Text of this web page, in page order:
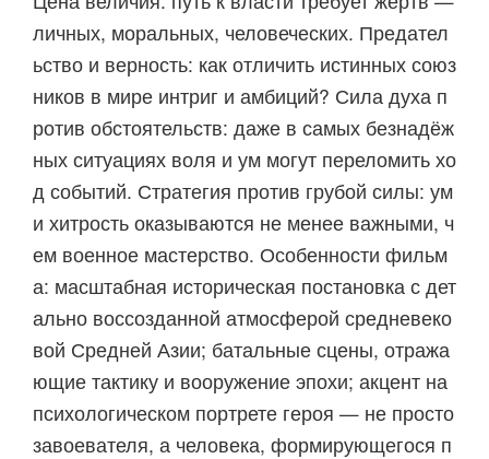
личных, моральных, человеческих. Предател
ьство и верность: как отличить истинных союз
ников в мире интриг и амбиций? Сила духа п
ротив обстоятельств: даже в самых безнадёж
ных ситуациях воля и ум могут переломить хо
д событий. Стратегия против грубой силы: ум
и хитрость оказываются не менее важными, ч
ем военное мастерство. Особенности фильм
а: масштабная историческая постановка с дет
ально воссозданной атмосферой средневеко
вой Средней Азии; батальные сцены, отража
ющие тактику и вооружение эпохи; акцент на
психологическом портрете героя — не просто
завоевателя, а человека, формирующегося п